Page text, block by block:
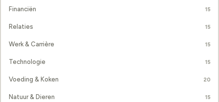
Financiën 15
Relaties 15
Werk & Carrière 15
Technologie 15
Voeding & Koken 20
Natuur & Dieren 15